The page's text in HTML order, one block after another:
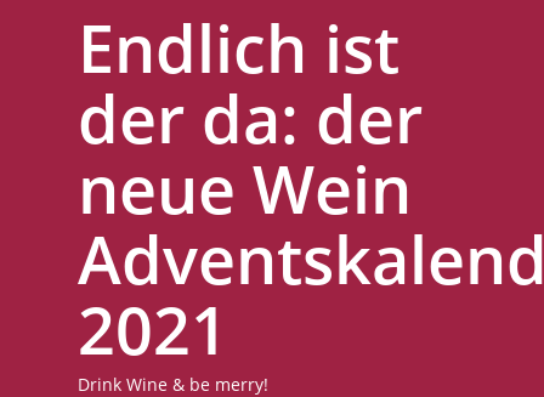
Endlich ist
der da: der
neue Wein
2021
Drink Wine & be merry!